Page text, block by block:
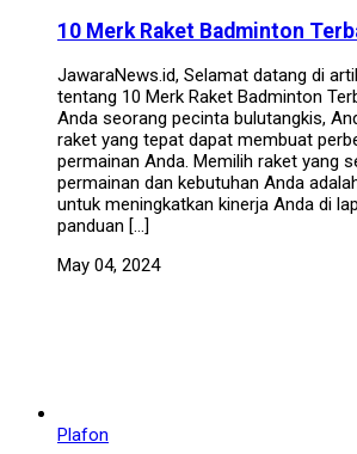
10 Merk Raket Badminton
JawaraNews.id, Selamat datang di
tentang 10 Merk Raket Badminton
Anda seorang pecinta bulutangkis,
raket yang tepat dapat membuat
permainan Anda. Memilih raket yang
permainan dan kebutuhan Anda
untuk meningkatkan kinerja Anda di
panduan […]
May 04, 2024
Plafon